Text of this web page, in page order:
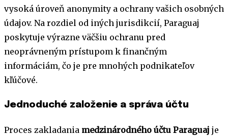
vysoká úroveň anonymity a ochrany vašich osobných
údajov. Na rozdiel od iných jurisdikcií, Paraguaj
poskytuje výrazne väčšiu ochranu pred
neoprávneným prístupom k finančným
informáciám, čo je pre mnohých podnikateľov
kľúčové.
Jednoduché založenie a správa účtu
Proces zakladania medzinárodného účtu Paraguaj je